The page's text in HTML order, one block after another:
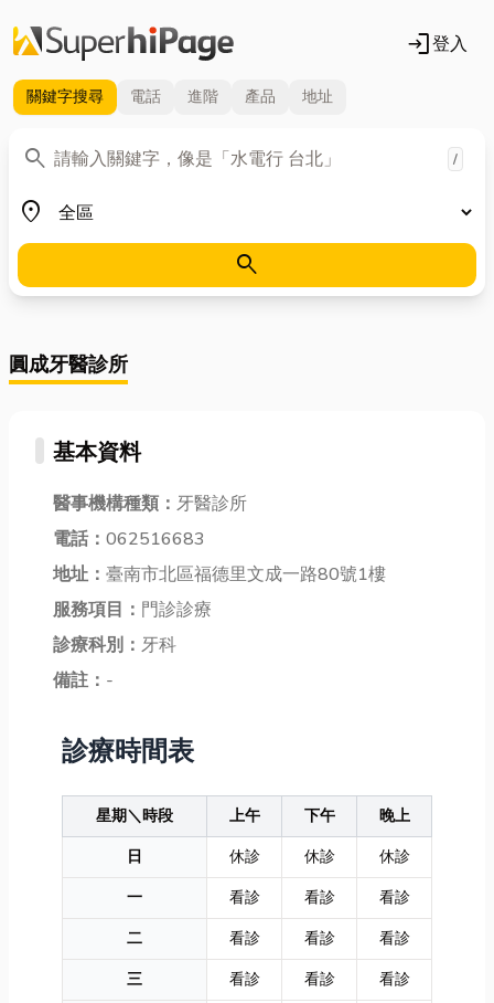
login登入
關鍵字搜尋 電話 進階 產品 地址
search
關鍵字 /
place
地區
search
圓成牙醫診所
基本資料
醫事機構種類： 牙醫診所
電話： 062516683
地址： 臺南市北區福德里文成一路80號1樓
服務項目： 門診診療
診療科別： 牙科
備註： -
診療時間表
星期＼時段 上午 下午
晚上
日
休診 休診
休診
一
看診 看診
看診
二
看診 看診
看診
三
看診 看診
看診